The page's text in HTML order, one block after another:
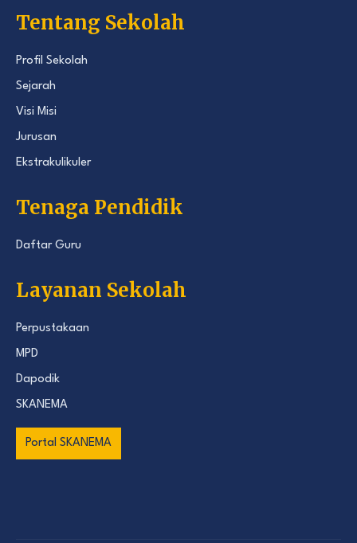
Tentang Sekolah
Profil Sekolah
Sejarah
Visi Misi
Jurusan
Ekstrakulikuler
Tenaga Pendidik
Daftar Guru
Layanan Sekolah
Perpustakaan
MPD
Dapodik
SKANEMA
Portal SKANEMA